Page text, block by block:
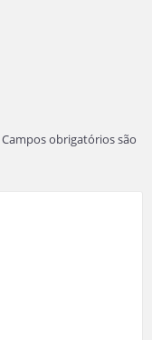
Campos obrigatórios são